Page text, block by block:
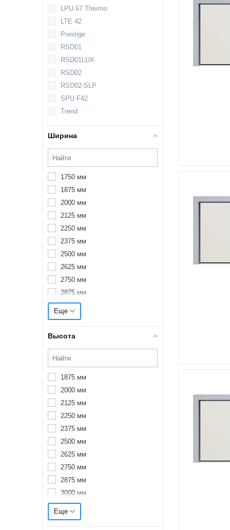
LPU 67 Thermo
LTE 42
Prestige
RSD01
RSD01LUX
RSD02
RSD02-SLP
SPU F42
Trend
Ширина
1750 мм
1875 мм
2000 мм
2125 мм
2250 мм
2375 мм
2500 мм
2625 мм
2750 мм
2875 мм
3000 мм
3125 мм
3500 мм
3625 мм
5000 мм
Еще
Высота
1875 мм
2000 мм
2125 мм
2250 мм
2375 мм
2500 мм
2625 мм
2750 мм
2875 мм
3000 мм
3125 мм
3250 мм
Еще